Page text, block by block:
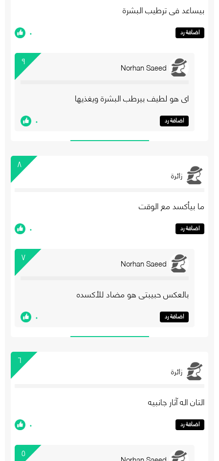
بيساعد في ترطيب البشرة
اضافة رد ٠
٩ Norhan Saeed
اي هو لطيف بيرطب البشرة ويغذيها
اضافة رد ٠
٨
زائرة
ما بيأكسد مع الوقت
اضافة رد ٠
٧ Norhan Saeed
بالعكس حبيبتي هو مضاد للأكسده
اضافة رد ٠
٦
زائرة
التان اله آثار جانبيه
اضافة رد ٠
٥